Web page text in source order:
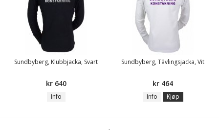
Sundbyberg, Klubbjacka, Svart
kr 640
Info
Sundbyberg, Tävlingsjacka, Vit
kr 464
Info Kjøp